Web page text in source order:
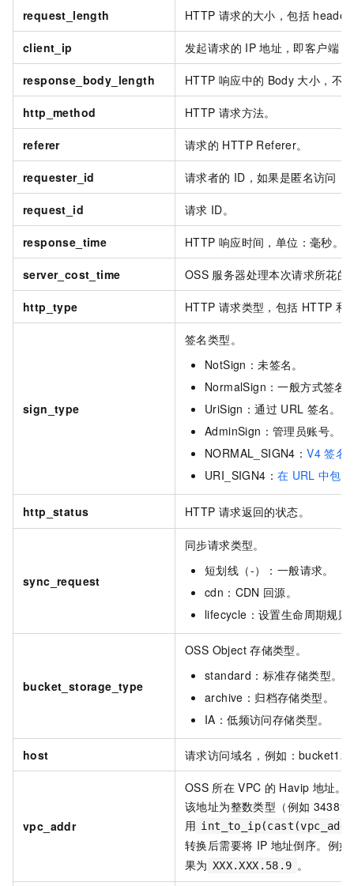
request_length HTTP 请求的大小，包括 header
client_ip 发起请求的 IP 地址，即客户端
response_body_length HTTP 响应中的 Body 大小，不
http_method HTTP 请求方法。
referer 请求的 HTTP Referer。
requester_id 请求者的 ID，如果是匿名访问，
request_id 请求 ID。
response_time HTTP 响应时间，单位：毫秒。
server_cost_time OSS 服务器处理本次请求所花的
http_type HTTP 请求类型，包括 HTTP 和
sign_type
签名类型。
NotSign：未签名。
NormalSign：一般方式签名
UriSign：通过 URL 签名。
AdminSign：管理员账号。
NORMAL_SIGN4：V4 签名
URI_SIGN4：在 URL 中包含
http_status HTTP 请求返回的状态。
sync_request
同步请求类型。
短划线（-）：一般请求。
cdn：CDN 回源。
lifecycle：设置生命周期规则
bucket_storage_type
OSS Object 存储类型。
standard：标准存储类型。
archive：归档存储类型。
IA：低频访问存储类型。
host 请求访问域名，例如：
vpc_addr
OSS 所在 VPC 的 Havip 地址。
该地址为整数类型（例如
用
转换后需要将 IP 地址倒序。例
果为 XXX.XXX.58.9 。